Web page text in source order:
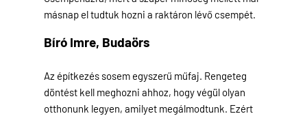
másnap el tudtuk hozni a raktáron lévő csempét.
Bíró Imre, Budaörs
Az építkezés sosem egyszerű műfaj. Rengeteg
döntést kell meghozni ahhoz, hogy végül olyan
otthonunk legyen, amilyet megálmodtunk. Ezért